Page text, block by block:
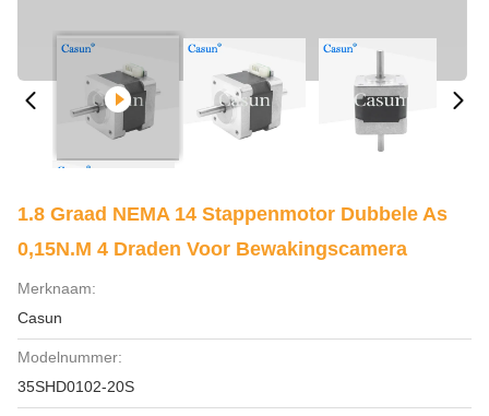
1.8 Graad NEMA 14 Stappenmotor Dubbele As
0,15N.m 4 Draden Voor Bewakingscamera
Merknaam:
Casun
Modelnummer:
35SHD0102-20S